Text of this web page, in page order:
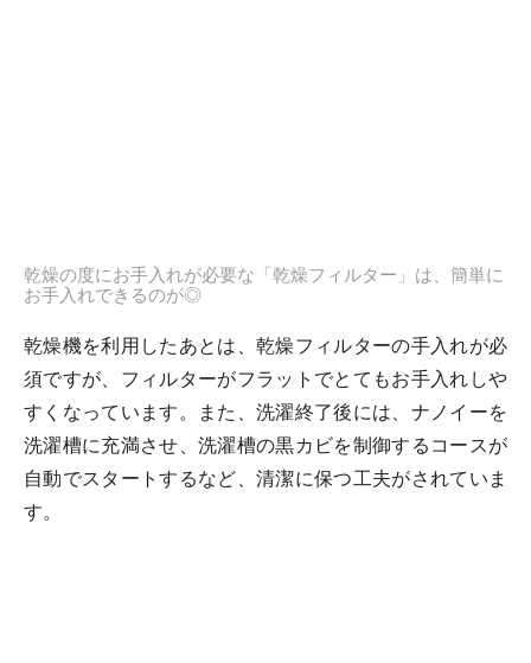
乾燥の度にお手入れが必要な「乾燥フィルター」は、簡単に
お手入れできるのが◎
乾燥機を利用したあとは、乾燥フィルターの手入れが必
須ですが、フィルターがフラットでとてもお手入れしや
すくなっています。また、洗濯終了後には、ナノイーを
洗濯槽に充満させ、洗濯槽の黒カビを制御するコースが
自動でスタートするなど、清潔に保つ工夫がされていま
す。